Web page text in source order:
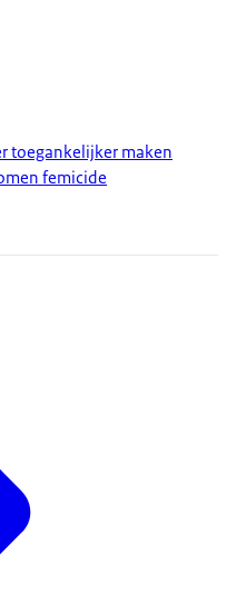
toegankelijker maken
femicide